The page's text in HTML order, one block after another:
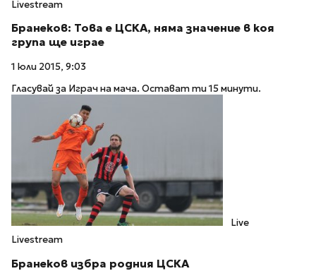
Livestream
Бранеков: Това е ЦСКА, няма значение в коя
група ще играе
1 юли 2015, 9:03
Гласувай за Играч на мача. Остават ти 15 минути.
Live
Livestream
Бранеков избра родния ЦСКА